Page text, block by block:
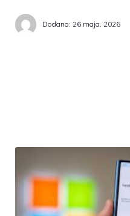
Dodano: 26 maja, 2026